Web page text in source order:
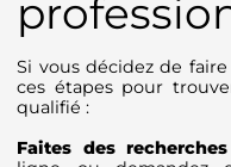
Si vous décidez de
ces étapes pour
qualifié :
Faites des recherches